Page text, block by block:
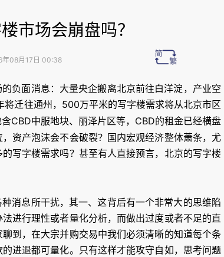
市场会崩盘吗？
年08月17日 00:38
负面消息：大量央企搬离北京前往白洋淀，产业空
将迁往通州， 500万平米的写字楼需求将从北京市区
含CBD中服地块、丽泽片区等， CBD的租金已经横盘
资产泡沫会不会破裂？国内宏观经济整体萧条，尤
写字楼需求吗？甚至有人直接预言，北京的写字楼
消息所干扰，其一、这背后有一个非常大的思维陷
进行理性或者量化分析，而做出过度或者不足的直
到，在大宗并购交易中我们必须清晰的知道每个条
进退都可量化。只有这样才能攻守自如，思考问题